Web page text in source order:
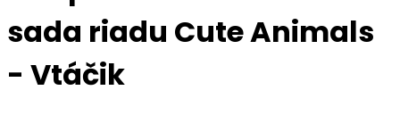
sada riadu Cute Animals
- Vtáčik